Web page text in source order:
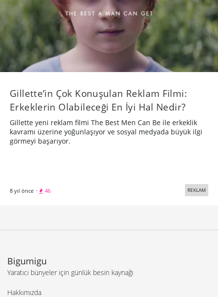
Gillette’in Çok Konuşulan Reklam Filmi:
Erkeklerin Olabileceği En İyi Hal Nedir?
Gillette yeni reklam filmi The Best Men Can Be ile erkeklik
kavramı üzerine yoğunlaşıyor ve sosyal medyada büyük ilgi
görmeyi başarıyor.
8 yıl önce · 46 REKLAM
Bigumigu
Yaratıcı bünyeler için günlük besin kaynağı
Hakkımızda